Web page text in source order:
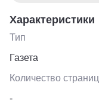
Характеристики
Тип
Газета
Количество страниц
-